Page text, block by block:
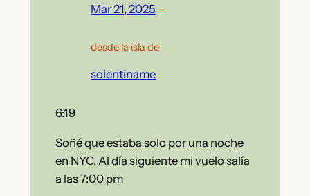
Mar 21, 2025—
desde la isla de
solentiname
6:19
Soñé que estaba solo por una noche
en NYC. Al día siguiente mi vuelo salía
a las 7:00 pm